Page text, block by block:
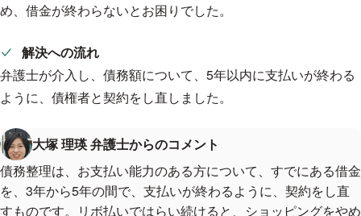
め、借金が終わらないとお困りでした。
解決への流れ
弁護士が介入し、債務額について、5年以内に支払いが終わる
ように、債権者と契約をし直しました。
大塚 理瑛 弁護士からのコメント
債務整理は、お支払い能力のある方について、すでにある借金
を、3年から5年の間で、支払いが終わるように、契約をし直
すものです。リボ払いではらい続けると、ショッピングをやめ